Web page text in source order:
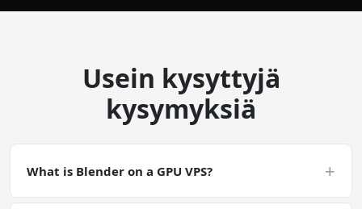
Usein kysyttyjä
kysymyksiä
What is Blender on a GPU VPS? +